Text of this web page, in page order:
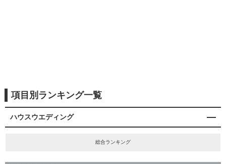
項目別ランキング一覧
ハウスウエディング
総合ランキング